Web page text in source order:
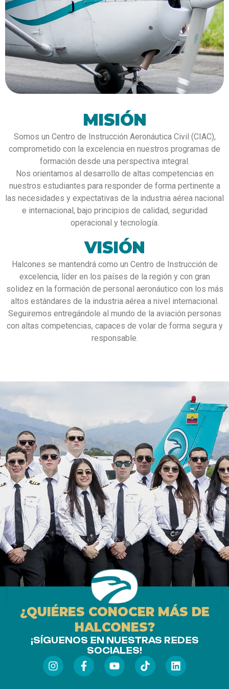
MISIÓN
Somos un Centro de Instrucción Aeronáutica Civil (CIAC),
comprometido con la excelencia en nuestros programas de
formación desde una perspectiva integral.
Nos orientamos al desarrollo de altas competencias en
nuestros estudiantes para responder de forma pertinente a
las necesidades y expectativas de la industria aérea nacional
e internacional, bajo principios de calidad, seguridad
operacional y tecnología.
VISIÓN
Halcones se mantendrá como un Centro de Instrucción de
excelencia, líder en los países de la región y con gran
solidez en la formación de personal aeronáutico con los más
altos estándares de la industria aérea a nivel internacional.
Seguiremos entregándole al mundo de la aviación personas
con altas competencias, capaces de volar de forma segura y
responsable.
¿QUIÉRES CONOCER MÁS DE
HALCONES?
¡SÍGUENOS EN NUESTRAS REDES
SOCIALES!